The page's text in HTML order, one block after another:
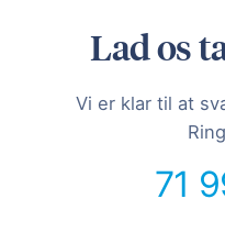
Lad os
Vi er klar til at
71